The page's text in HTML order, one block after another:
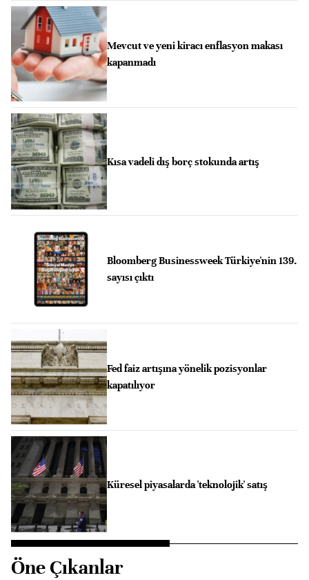
Mevcut ve yeni kiracı enflasyon makası
kapanmadı
Kısa vadeli dış borç stokunda artış
Bloomberg Businessweek Türkiye'nin 139.
sayısı çıktı
Fed faiz artışına yönelik pozisyonlar
kapatılıyor
Küresel piyasalarda 'teknolojik' satış
Öne Çıkanlar